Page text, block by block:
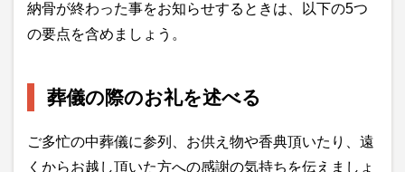
納骨が終わった事をお知らせするときは、以下の5つ
の要点を含めましょう。
葬儀の際のお礼を述べる
ご多忙の中葬儀に参列、お供え物や香典頂いたり、遠
くからお越し頂いた方への感謝の気持ちを伝えましょ